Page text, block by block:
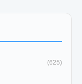
(625)